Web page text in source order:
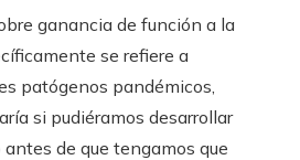
ganancia de función a la
se refiere a
patógenos pandémicos,
si pudiéramos desarrollar
de que tengamos que